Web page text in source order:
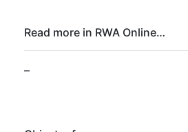
Read more in RWA Online…
–